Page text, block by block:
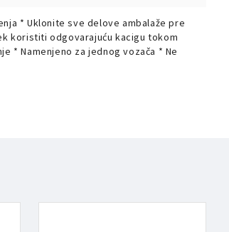
* Uklonite sve delove ambalaže pre
koristiti odgovarajuću kacigu tokom
* Namenjeno za jednog vozača * Ne